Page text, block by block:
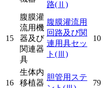
路(Ⅱ)
15
腹膜灌
流用機
器及び
関連器
具
腹膜灌流用
回路及び関
連用具セッ
ト (Ⅲ)
10
16
生体内
移植器
胆管用ステ
79